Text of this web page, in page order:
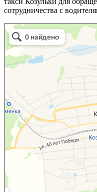
сотрудничества с